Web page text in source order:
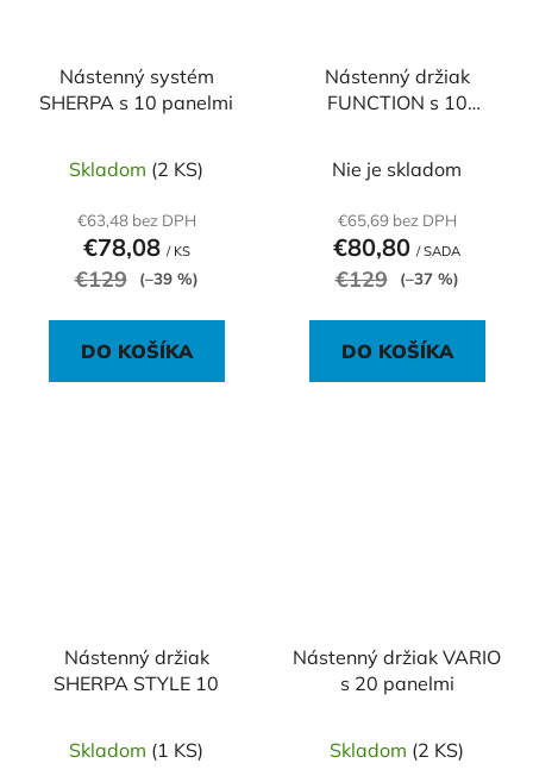
Nástenný systém
SHERPA s 10 panelmi
Skladom (2 KS)
€63,48 bez DPH
€78,08 / KS
€129 (–39 %)
DO KOŠÍKA
Nástenný držiak
FUNCTION s 10
Nie je skladom
€65,69 bez DPH
€80,80 / SADA
€129 (–37 %)
DO KOŠÍKA
Nástenný držiak
SHERPA STYLE 10
Skladom (1 KS)
Nástenný držiak VARIO
s 20 panelmi
Skladom (2 KS)